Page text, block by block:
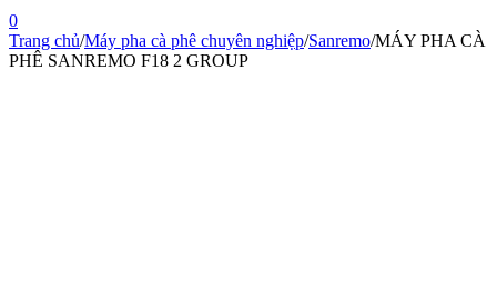
0
Trang chủ/Máy pha cà phê chuyên nghiệp/Sanremo/MÁY PHA CÀ
PHÊ SANREMO F18 2 GROUP